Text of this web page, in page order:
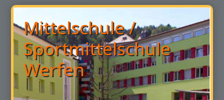
Mittelschule /
Sportmittelschule
Werfen